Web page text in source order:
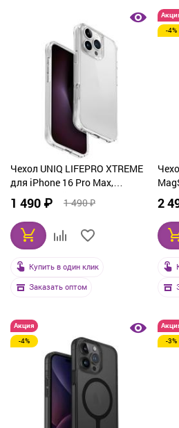
Чехол UNIQ LIFEPRO XTREME
для iPhone 16 Pro Max,
прозрачный
1 490 ₽ 1 490 ₽
Купить в один клик
Заказать оптом
-4%
2
Акция
-4%
-3%